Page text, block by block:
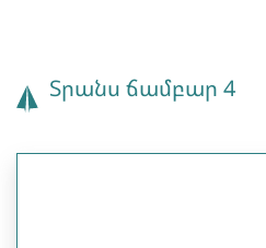
Տրանս ճամբար 4